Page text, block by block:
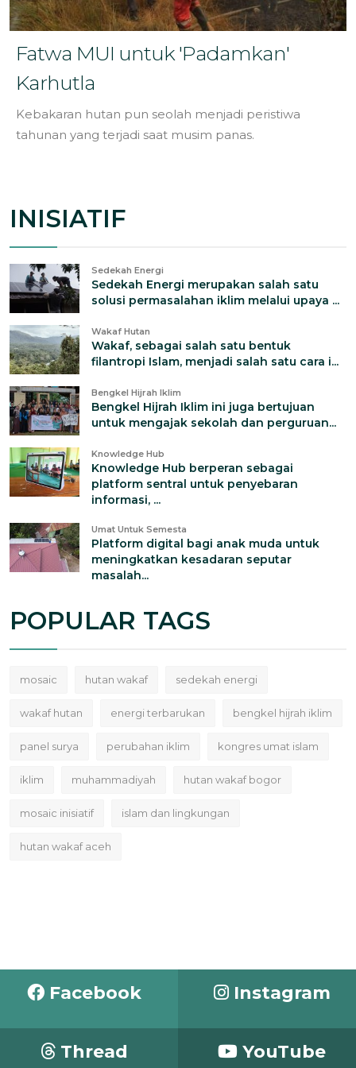
Fatwa MUI untuk 'Padamkan'
Karhutla
Kebakaran hutan pun seolah menjadi peristiwa
tahunan yang terjadi saat musim panas.
INISIATIF
Sedekah Energi
Sedekah Energi merupakan salah satu
solusi permasalahan iklim melalui upaya ...
Wakaf Hutan
Wakaf, sebagai salah satu bentuk
filantropi Islam, menjadi salah satu cara i...
Bengkel Hijrah Iklim
Bengkel Hijrah Iklim ini juga bertujuan
untuk mengajak sekolah dan perguruan...
Knowledge Hub
Knowledge Hub berperan sebagai
platform sentral untuk penyebaran
informasi, ...
Umat Untuk Semesta
Platform digital bagi anak muda untuk
meningkatkan kesadaran seputar
masalah...
POPULAR TAGS
mosaic hutan wakaf sedekah energi
wakaf hutan energi terbarukan bengkel hijrah iklim
panel surya perubahan iklim kongres umat islam
iklim muhammadiyah hutan wakaf bogor
mosaic inisiatif islam dan lingkungan
hutan wakaf aceh
Facebook Instagram
Thread YouTube